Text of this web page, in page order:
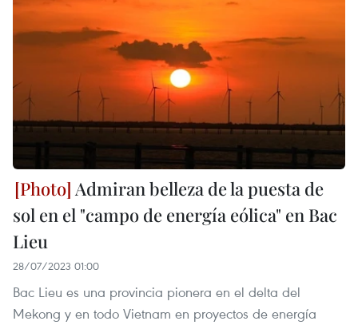
Admiran belleza de la puesta de
sol en el "campo de energía eólica" en Bac
Lieu
28/07/2023 01:00
Bac Lieu es una provincia pionera en el delta del
Mekong y en todo Vietnam en proyectos de energía